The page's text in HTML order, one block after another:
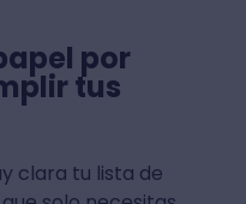
por
tus
clara tu lista de